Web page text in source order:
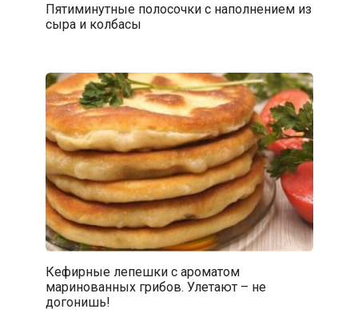
Пятиминутные полосочки с наполнением из
сыра и колбасы
Кефирные лепешки с ароматом
маринованных грибов. Улетают – не
догонишь!